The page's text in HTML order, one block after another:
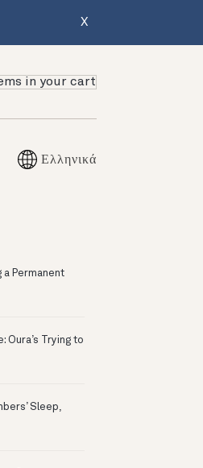
X
in your cart
Ελληνικά
a Permanent
Oura’s Trying to
Sleep,